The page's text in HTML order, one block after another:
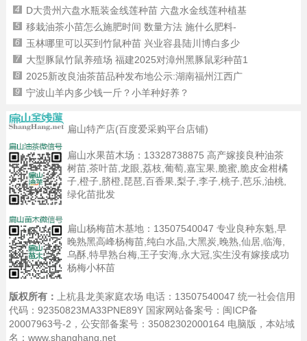
4 D大贵州六盘水瓶装金线莲种苗 六盘水金线莲种植基
5 移栽油茶小苗怎么施肥时间 数量方法 施什么肥料-
6 玉林哪里可以买到竹鼠种苗 兴业容县陆川博白多少
7 大型豚鼠竹鼠养殖场 福建2025对漳州黑豚鼠彩种苗1
8 2025新改良油茶苗品种发布地公示:湖南福州江西广
9 宁波山羊内多少钱一斤？小羊种好养？
扁山特产店(百度爱采购平台店铺)
扁山水果苗木场： 13328738875 高产嫁接良种油茶
树苗,茶叶苗,龙眼,荔枝,葡萄,嘉宝果,脆蜜,脆皮金柑橘
子,橙子,脐橙,琵琶,百香果,梨子,李子,桃子,芭乐,油桃,
绿化苗批发
扁山杨梅苗木基地： 13507540047 专业良种东魁,早
晚熟黑高峰杨梅苗,纯白水晶,大黑炭,晚熟,仙居,临海,
乌酥,特早熟台梅,王子安海,永大冠,实生没有嫁接成功
杨梅小杯苗
版权所有：
上杭县龙美家庭农场 电话：13507540047 统一社会信用
代码：92350823MA33PNE89Y 国家网站备案号： 闽ICP备
20007963号-2 ，公安部备案号：35082302000164 电脑版 ，本站域
名：www.shanghang.net